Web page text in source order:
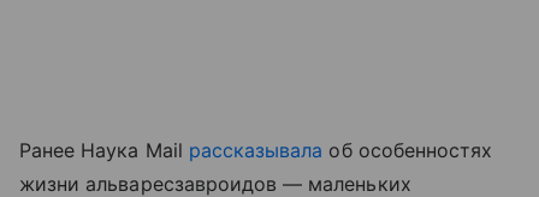
Ранее Наука Mail рассказывала об особенностях
жизни альваресзавроидов — маленьких